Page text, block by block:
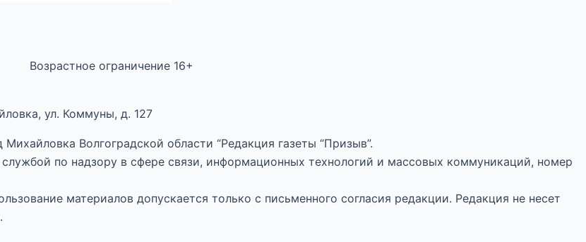
Возрастное ограничение 16+
ул. Коммуны, д. 127
Волгоградской области “Редакция газеты “Призыв”.
по надзору в сфере связи, информационных технологий и массовых коммуникаций, номер
материалов допускается только с письменного согласия редакции. Редакция не несет